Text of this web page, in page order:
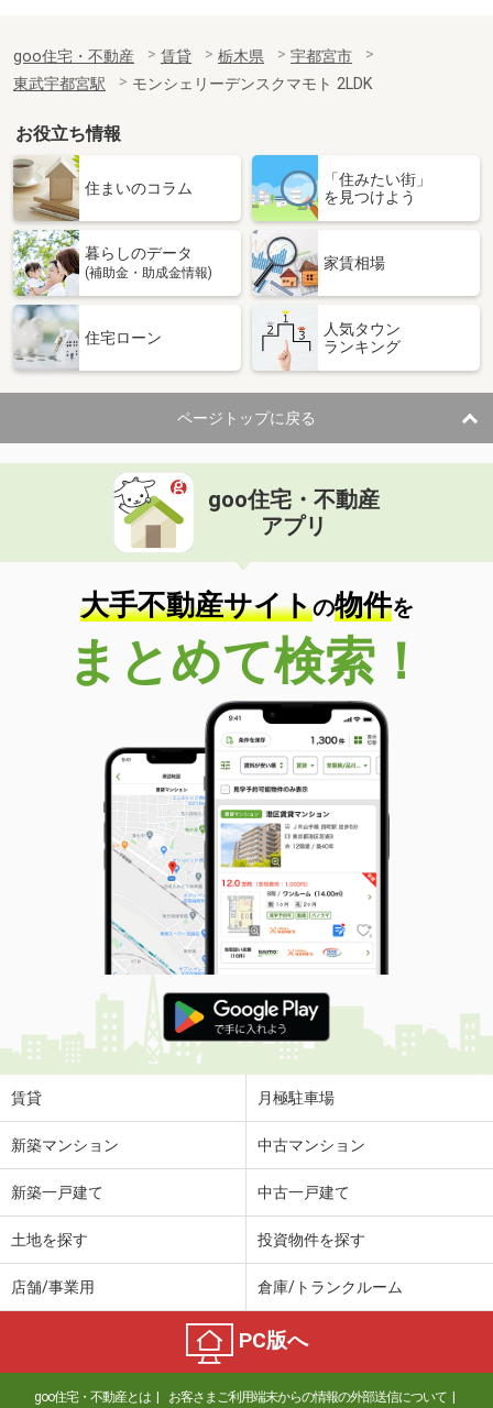
goo住宅・不動産 賃貸 栃木県
宇都宮市
東武宇都宮駅
モンシェリーデンスクマモト 2LDK
お役立ち情報
住まいのコラム
「住みたい街」
を見つけよう
暮らしのデータ
(補助金・助成金情報)
家賃相場
住宅ローン
人気タウン
ランキング
ページトップに戻る
goo住宅・不動産
アプリ
大手不動産サイトの物件を
まとめて検索！
賃貸 月極駐車場
新築マンション 中古マンション
新築一戸建て 中古一戸建て
土地を探す 投資物件を探す
店舗/事業用 倉庫/トランクルーム
PC版へ
goo住宅・不動産とは お客さまご利用端末からの情報の外部送信について